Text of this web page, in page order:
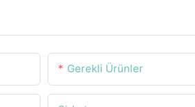
Gerekli Ürünler